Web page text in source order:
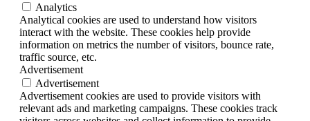
Analytics
Analytical cookies are used to understand how visitors
interact with the website. These cookies help provide
information on metrics the number of visitors, bounce rate,
traffic source, etc.
Advertisement
Advertisement
Advertisement cookies are used to provide visitors with
relevant ads and marketing campaigns. These cookies track